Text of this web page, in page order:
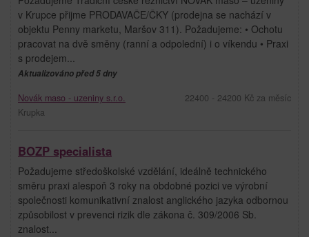
v Krupce přijme PRODAVAČE/ČKY (prodejna se nachází v
objektu Penny marketu, Maršov 311). Požadujeme: • Ochotu
pracovat na dvě směny (ranní a odpolední) i o víkendu • Praxi
s prodejem...
Aktualizováno před 5 dny
Novák maso - uzeniny s.r.o.
Krupka
22400 - 24200 Kč za měsíc
BOZP specialista
Požadujeme středoškolské vzdělání, ideálně technického
směru praxi alespoň 3 roky na obdobné pozici ve výrobní
společnosti komunikativní znalost anglického jazyka odbornou
způsobilost v prevenci rizik dle zákona č. 309/2006 Sb.
znalost...